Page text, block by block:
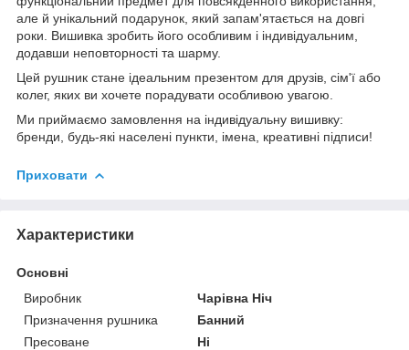
але й унікальний подарунок, який запам'ятається на довгі
роки. Вишивка зробить його особливим і індивідуальним,
додавши неповторності та шарму.
Цей рушник стане ідеальним презентом для друзів, сім'ї або
колег, яких ви хочете порадувати особливою увагою.
Ми приймаємо замовлення на індивідуальну вишивку:
бренди, будь-які населені пункти, імена, креативні підписи!
Приховати
Характеристики
Основні
Виробник
Чарівна Ніч
Призначення рушника
Банний
Пресоване
Ні